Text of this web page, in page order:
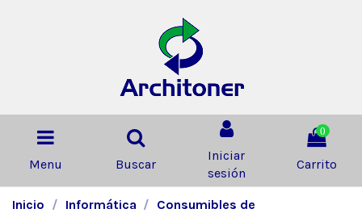
Menu Buscar
Iniciar
sesión
0
Carrito
Inicio Informática
Consumibles de